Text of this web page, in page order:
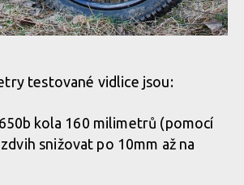
testované vidlice jsou:
kola 160 milimetrů (pomocí
snižovat po 10mm až na